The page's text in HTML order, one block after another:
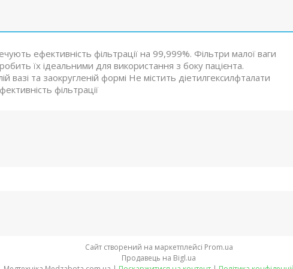
ефективність фільтрації на 99,999%. Фільтри малої ваги
їх ідеальними для використання з боку пацієнта.
та заокругленій формі Не містить діетилгексилфталати
фільтрації
Сайт створений на маркетплейсі Prom.ua
Продавець на Bigl.ua